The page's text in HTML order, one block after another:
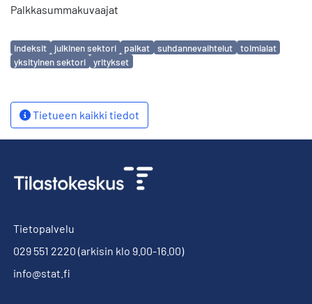
Palkkasummakuvaajat
Avainsanat
indeksit julkinen sektori palkat suhdannevaihtelut
toimialat
yksityinen sektori
yritykset
Tietueen kaikki tiedot
Tietopalvelu
029 551 2220 (arkisin klo 9.00-16.00)
info@stat.fi